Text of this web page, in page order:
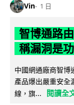
Vin 1 日
智博通路
稱漏洞是
中國網通廠商智
產品爆出嚴重安全
線，旗...
閱讀全